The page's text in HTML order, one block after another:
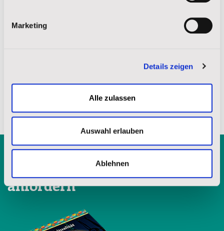
Marketing
Details zeigen
Alle zulassen
Auswahl erlauben
Ablehnen
Diese Legende wurde von historischen Dokumenten
Kostenlose Broschüre
anfordern